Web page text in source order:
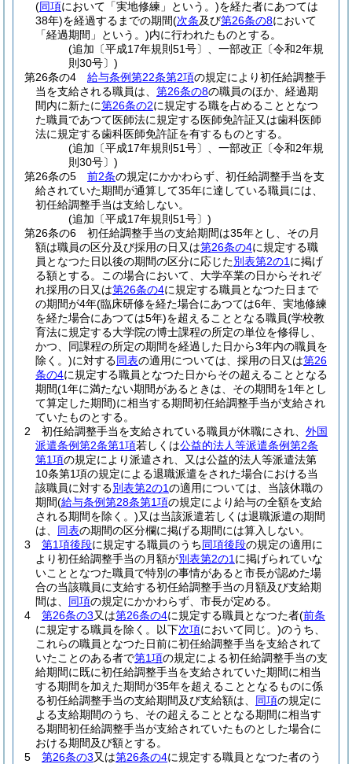
(同項において「実地修練」という。)を経た者にあつては
38年)を経過するまでの期間(次条及び第26条の8において
「経過期間」という。)内に行われたものとする。
(追加〔平成17年規則51号〕、一部改正〔令和2年規
則30号〕)
第26条の4
給与条例第22条第2項の規定により初任給調整手
当を支給される職員は、 第26条の8の職員のほか、経過期
間内に新たに第26条の2に規定する職を占めることとなつ
た職員であつて医師法に規定する医師免許証又は歯科医師
法に規定する歯科医師免許証を有するものとする。
(追加〔平成17年規則51号〕、一部改正〔令和2年規
則30号〕)
第26条の5
前2条の規定にかかわらず、初任給調整手当を支
給されていた期間が通算して35年に達している職員には、
初任給調整手当は支給しない。
(追加〔平成17年規則51号〕)
第26条の6
初任給調整手当の支給期間は35年とし、その月
額は職員の区分及び採用の日又は第26条の4に規定する職
員となつた日以後の期間の区分に応じた別表第2の1 に掲げ
る額とする。
この場合において、大学卒業の日からそれぞ
れ採用の日又は第26条の4に規定する職員となつた日まで
の期間が4年(臨床研修を経た場合にあつては6年、実地修練
を経た場合にあつては5年)を超えることとなる職員(学校教
育法に規定する大学院の博士課程の所定の単位を修得し、
かつ、同課程の所定の期間を経過した日から3年内の職員を
除く。)に対する同表の適用については、採用の日又は第26
条の4に規定する職員となつた日からその超えることとなる
期間(1年に満たない期間があるときは、その期間を1年とし
て算定した期間)に相当する期間初任給調整手当が支給され
ていたものとする。
2
初任給調整手当を支給されている職員が休職にされ、 外国
派遣条例第2条第1項若しくは公益的法人等派遣条例第2条
第1項の規定により派遣され、又は公益的法人等派遣法第
10条第1項の規定による退職派遣をされた場合における当
該職員に対する別表第2の1の適用については、当該休職の
期間(給与条例第28条第1項の規定により給与の全額を支給
される期間を除く。)又は当該派遣若しくは退職派遣の期間
は、 同表の期間の区分欄に掲げる期間には算入しない。
3
第1項後段に規定する職員のうち同項後段の規定の適用に
より初任給調整手当の月額が別表第2の1 に掲げられていな
いこととなつた職員で特別の事情があると市長が認めた場
合の当該職員に支給する初任給調整手当の月額及び支給期
間は、 同項の規定にかかわらず、市長が定める。
4
第26条の3又は第26条の4に規定する職員となつた者(前条
に規定する職員を除く。以下次項において同じ。)のうち、
これらの職員となつた日前に初任給調整手当を支給されて
いたことのある者で第1項の規定による初任給調整手当の支
給期間に既に初任給調整手当を支給されていた期間に相当
する期間を加えた期間が35年を超えることとなるものに係
る初任給調整手当の支給期間及び支給額は、 同項の規定に
よる支給期間のうち、その超えることとなる期間に相当す
る期間初任給調整手当が支給されていたものとした場合に
おける期間及び額とする。
5
第26条の3又は第26条の4に規定する職員となつた者のう